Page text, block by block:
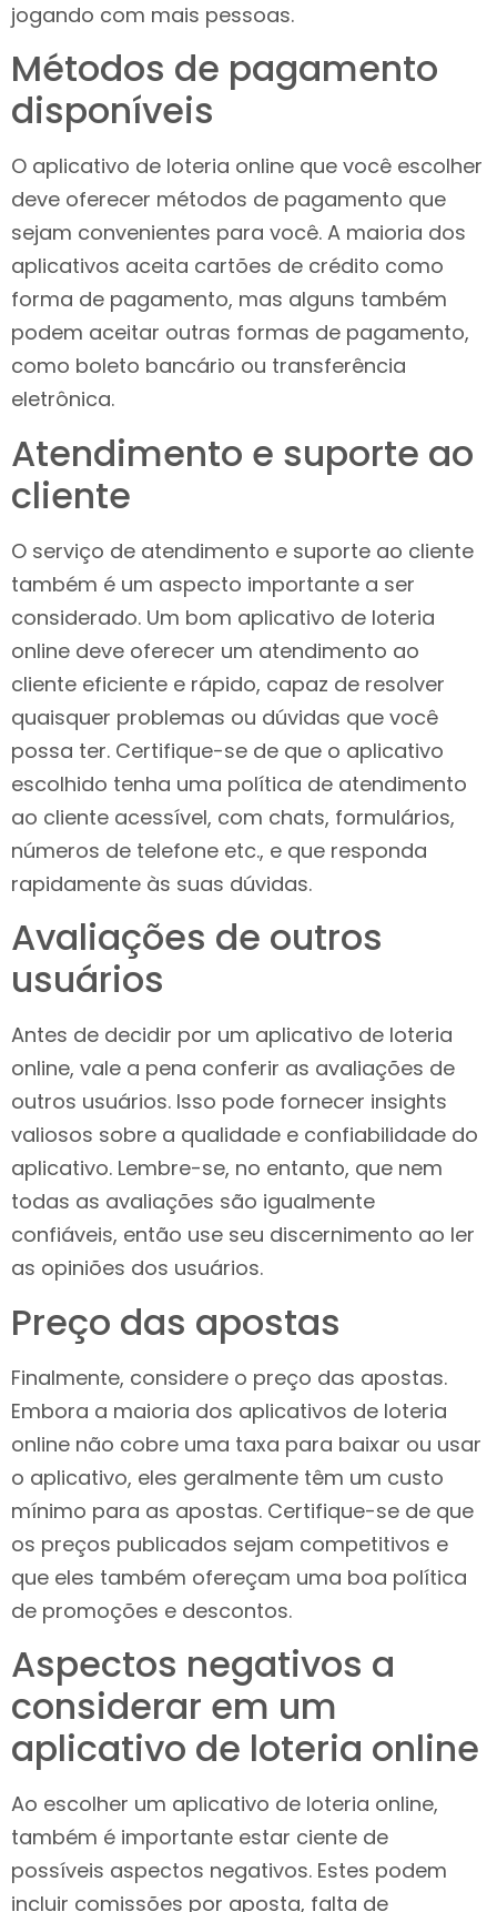
jogando com mais pessoas.
Métodos de pagamento
disponíveis
O aplicativo de loteria online que você escolher
deve oferecer métodos de pagamento que
sejam convenientes para você. A maioria dos
aplicativos aceita cartões de crédito como
forma de pagamento, mas alguns também
podem aceitar outras formas de pagamento,
como boleto bancário ou transferência
eletrônica.
Atendimento e suporte ao
cliente
O serviço de atendimento e suporte ao cliente
também é um aspecto importante a ser
considerado. Um bom aplicativo de loteria
online deve oferecer um atendimento ao
cliente eficiente e rápido, capaz de resolver
quaisquer problemas ou dúvidas que você
possa ter. Certifique-se de que o aplicativo
escolhido tenha uma política de atendimento
ao cliente acessível, com chats, formulários,
números de telefone etc., e que responda
rapidamente às suas dúvidas.
Avaliações de outros
usuários
Antes de decidir por um aplicativo de loteria
online, vale a pena conferir as avaliações de
outros usuários. Isso pode fornecer insights
valiosos sobre a qualidade e confiabilidade do
aplicativo. Lembre-se, no entanto, que nem
todas as avaliações são igualmente
confiáveis, então use seu discernimento ao ler
as opiniões dos usuários.
Preço das apostas
Finalmente, considere o preço das apostas.
Embora a maioria dos aplicativos de loteria
online não cobre uma taxa para baixar ou usar
o aplicativo, eles geralmente têm um custo
mínimo para as apostas. Certifique-se de que
os preços publicados sejam competitivos e
que eles também ofereçam uma boa política
de promoções e descontos.
Aspectos negativos a
considerar em um
aplicativo de loteria online
Ao escolher um aplicativo de loteria online,
também é importante estar ciente de
possíveis aspectos negativos. Estes podem
incluir comissões por aposta, falta de